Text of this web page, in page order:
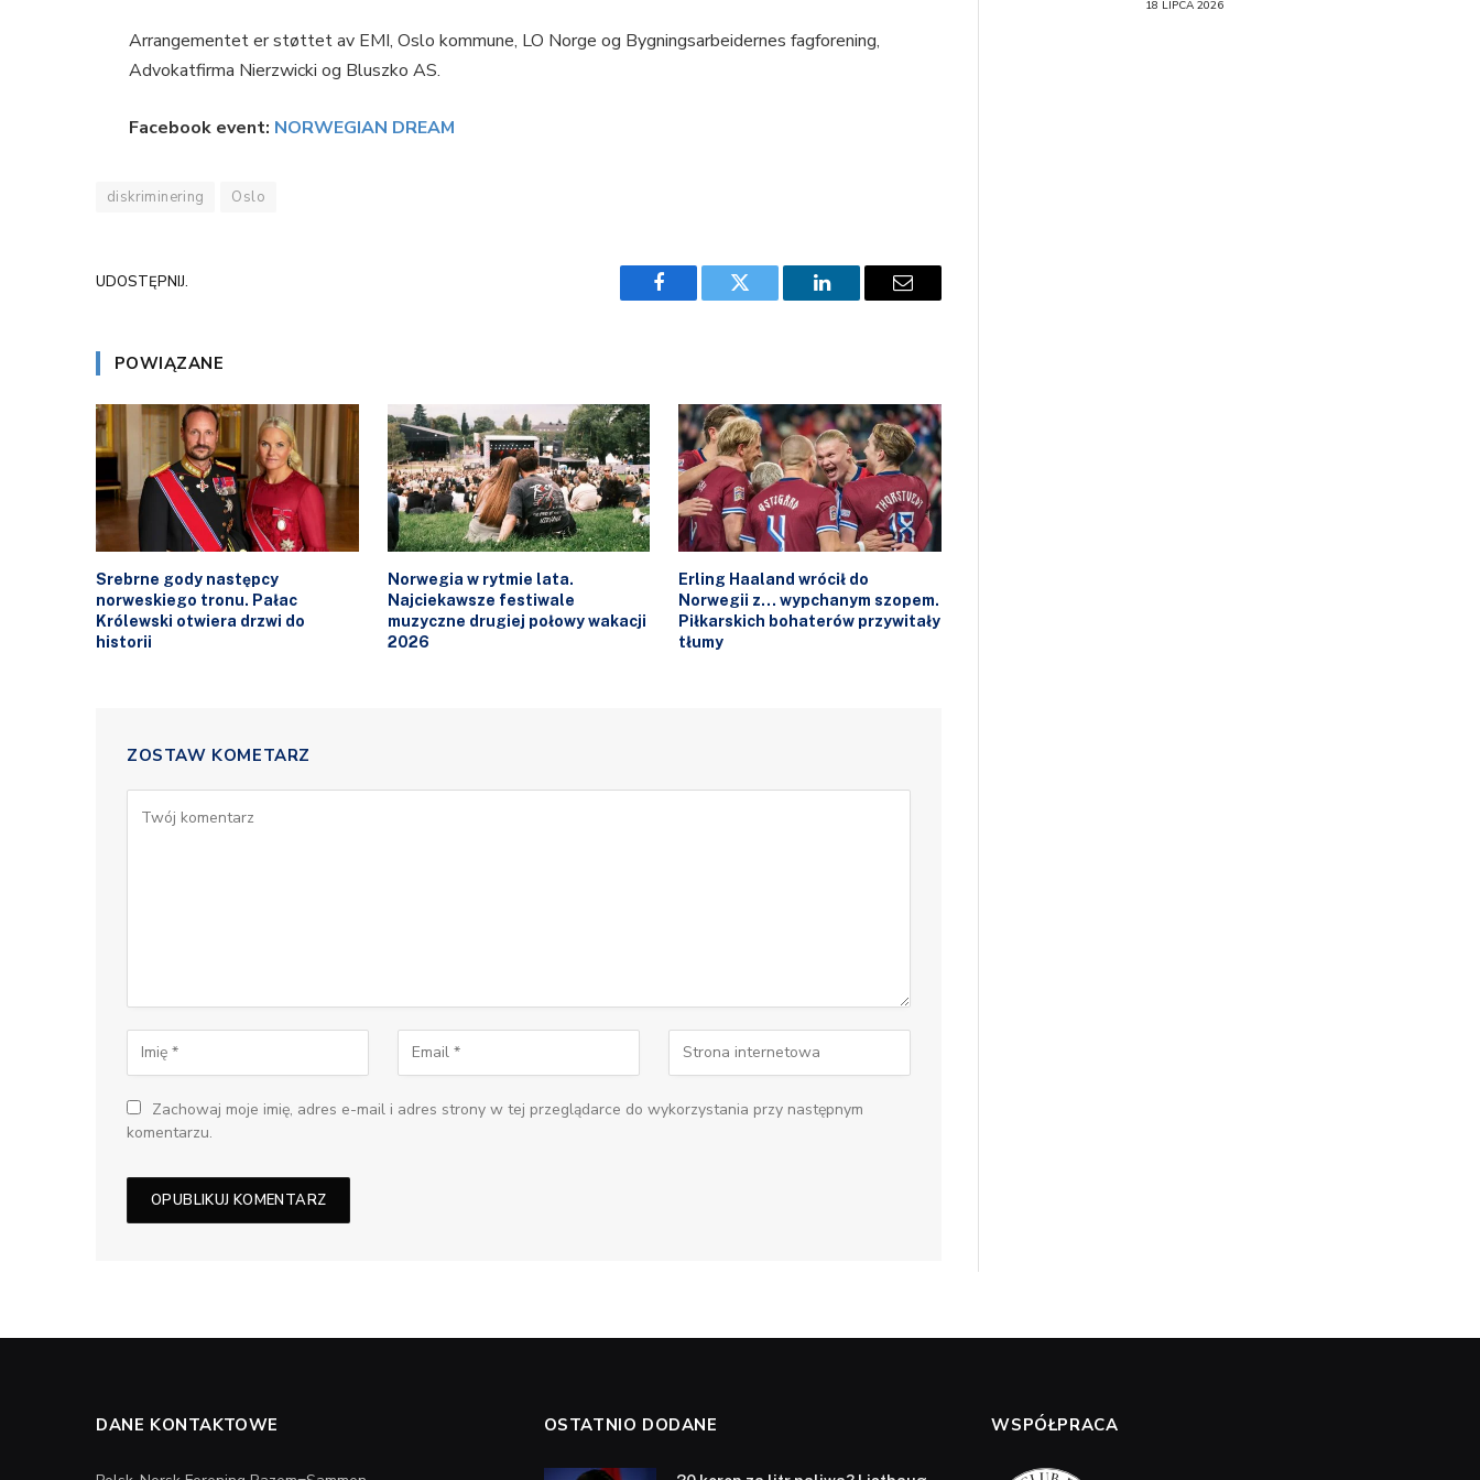
Arrangementet er støttet av EMI, Oslo kommune, LO Norge og Bygningsarbeidernes fagforening,
Advokatfirma Nierzwicki og Bluszko AS.
Facebook event: NORWEGIAN DREAM
diskriminering Oslo
UDOSTĘPNIJ.
Facebook Twitter LinkedIn Email
POWIĄZANE
Srebrne gody następcy
norweskiego tronu. Pałac
Królewski otwiera drzwi do
historii
Norwegia w rytmie lata.
Najciekawsze festiwale
muzyczne drugiej połowy wakacji
2026
Erling Haaland wrócił do
Norwegii z… wypchanym szopem.
Piłkarskich bohaterów przywitały
tłumy
ZOSTAW KOMETARZ
Zachowaj moje imię, adres e-mail i adres strony w tej przeglądarce do wykorzystania przy następnym
komentarzu.
18 LIPCA 2026
DANE KONTAKTOWE OSTATNIO DODANE WSPÓŁPRACA